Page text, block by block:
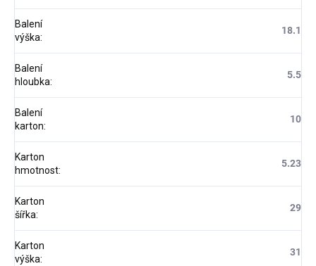
Balení
výška:
18.1
Balení
hloubka:
5.5
Balení
karton:
10
Karton
hmotnost:
5.23
Karton
šířka:
29
Karton
výška:
31